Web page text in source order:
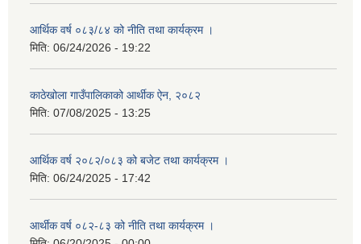
आर्थिक वर्ष ०८३/८४ को नीति तथा कार्यक्रम ।
मिति: 06/24/2026 - 19:22
काठेखोला गाउँपालिकाको आर्थीक ऐन, २०८२
मिति: 07/08/2025 - 13:25
आर्थिक वर्ष २०८२/०८३ को बजेट तथा कार्यक्रम ।
मिति: 06/24/2025 - 17:42
आर्थीक वर्ष ०८२-८३ को नीति तथा कार्यक्रम ।